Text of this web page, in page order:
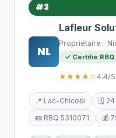
#3
NL
Lafleur
Propriétaire :
✓ Certifié RBQ
★★★★☆4.4/5
📍 Lac-Chicobi 🗓️ 24
🪪 RBQ 5310071
💰